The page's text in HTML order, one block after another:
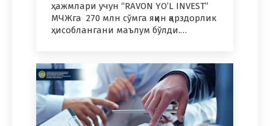
ҳажмлари учун “RAVON YO’L INVEST”
МЧЖга 270 млн сўмга яқин қарздорлик
ҳисоблангани маълум бўлди.…